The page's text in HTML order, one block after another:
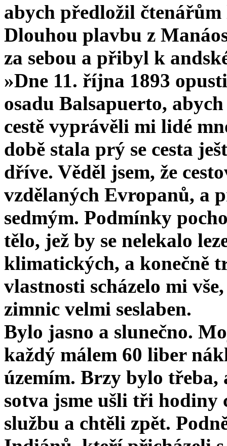
abych předložil
Dlouhou plavbu z
za sebou a přibyl k
»Dne 11. října 1893
osadu Balsapuerto,
cestě vyprávěli mi lidé
době stala prý se cesta
dříve. Věděl jsem, že
vzdělaných Evropanů, a
sedmým. Podmínky
tělo, jež by se nelekalo
klimatických, a konečně
vlastnosti schá­zelo mi
zimnic velmi seslaben.
Bylo jasno a slunečno.
každý málem 60 liber
územím. Brzy bylo
sotva jsme ušli tři hodiny
službu a chtěli zpět.